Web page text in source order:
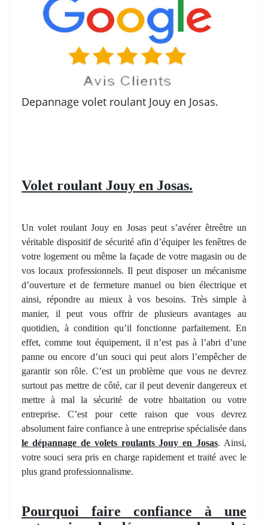
Depannage volet roulant Jouy en Josas.
Volet roulant Jouy en Josas.
Un volet roulant Jouy en Josas peut s’avérer êtreêtre un
véritable dispositif de sécurité afin d’équiper les fenêtres de
votre logement ou même la façade de votre magasin ou de
vos locaux professionnels. Il peut disposer un mécanisme
d’ouverture et de fermeture manuel ou bien électrique et
ainsi, répondre au mieux à vos besoins. Très simple à
manier, il peut vous offrir de plusieurs avantages au
quotidien, à condition qu’il fonctionne parfaitement. En
effet, comme tout équipement, il n’est pas à l’abri d’une
panne ou encore d’un souci qui peut alors l’empêcher de
garantir son rôle. C’est un problème que vous ne devrez
surtout pas mettre de côté, car il peut devenir dangereux et
mettre à mal la sécurité de votre hbaitation ou votre
entreprise. C’est pour cette raison que vous devrez
absolument faire confiance à une entreprise spécialisée dans
le dépannage de volets roulants Jouy en Josas. Ainsi,
votre souci sera pris en charge rapidement et traité avec le
plus grand professionnalisme.
Pourquoi faire confiance à une